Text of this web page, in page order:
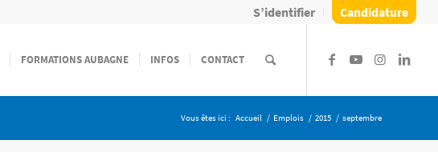
S’identifier Candidature
FORMATIONS AUBAGNE INFOS CONTACT
Vous êtes ici : Accueil / Emplois / 2015 / septembre